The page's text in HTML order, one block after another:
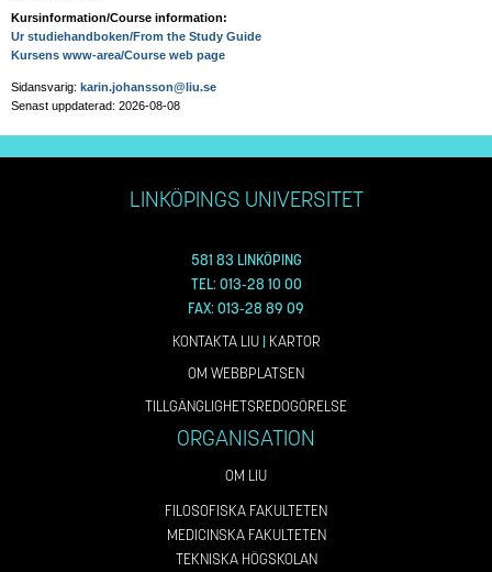
Kursinformation/Course information:
Ur studiehandboken/From the Study Guide
Kursens www-area/Course web page
Sidansvarig: karin.johansson@liu.se
Senast uppdaterad: 2026-08-08
LINKÖPINGS UNIVERSITET
581 83 LINKÖPING
TEL: 013-28 10 00
FAX: 013-28 89 09
KONTAKTA LIU| KARTOR
OM WEBBPLATSEN
TILLGÄNGLIGHETSREDOGÖRELSE
ORGANISATION
OM LIU
FILOSOFISKA FAKULTETEN
MEDICINSKA FAKULTETEN
TEKNISKA HÖGSKOLAN